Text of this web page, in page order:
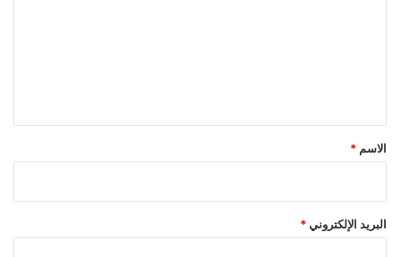
*
الاسم *
البريد الإلكتروني *